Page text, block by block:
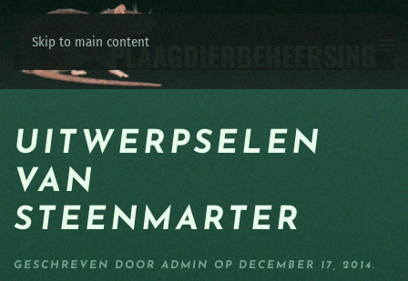
Skip to main content
UITWERPSELEN
VAN
STEENMARTER
GESCHREVEN DOOR ADMIN OP DECEMBER 17, 2014.